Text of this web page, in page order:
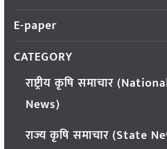
E-paper
CATEGORY
राष्ट्रीय कृषि समाचार
News)
राज्य कृषि समाचार (State